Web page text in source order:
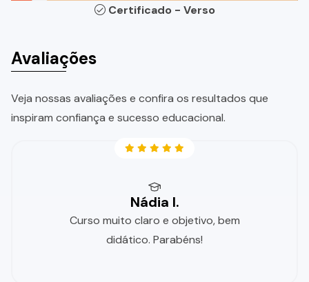
Certificado - Verso
Avaliações
Veja nossas avaliações e confira os resultados que
inspiram confiança e sucesso educacional.
Nádia I.
Curso muito claro e objetivo, bem
didático. Parabéns!